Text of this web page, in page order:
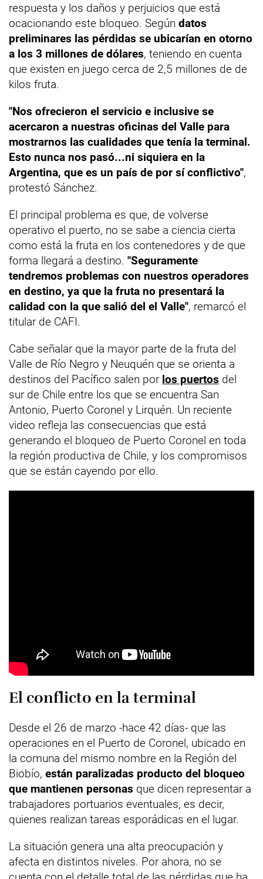
respuesta y los daños y perjuicios que está
ocacionando este bloqueo. Según datos
preliminares las pérdidas se ubicarían en otorno
a los 3 millones de dólares, teniendo en cuenta
que existen en juego cerca de 2,5 millones de de
kilos fruta.
"Nos ofrecieron el servicio e inclusive se
acercaron a nuestras oficinas del Valle para
mostrarnos las cualidades que tenía la terminal.
Esto nunca nos pasó...ni siquiera en la
Argentina, que es un país de por sí conflictivo",
protestó Sánchez.
El principal problema es que, de volverse
operativo el puerto, no se sabe a ciencia cierta
como está la fruta en los contenedores y de que
forma llegará a destino. "Seguramente
tendremos problemas con nuestros operadores
en destino, ya que la fruta no presentará la
calidad con la que salió del el Valle", remarcó el
titular de CAFI.
Cabe señalar que la mayor parte de la fruta del
Valle de Río Negro y Neuquén que se orienta a
destinos del Pacífico salen por los puertos del
sur de Chile entre los que se encuentra San
Antonio, Puerto Coronel y Lirquén. Un reciente
video refleja las consecuencias que está
generando el bloqueo de Puerto Coronel en toda
la región productiva de Chile, y los compromisos
que se están cayendo por ello.
El conflicto en la terminal
Desde el 26 de marzo -hace 42 días- que las
operaciones en el Puerto de Coronel, ubicado en
la comuna del mismo nombre en la Región del
Biobío, están paralizadas producto del bloqueo
que mantienen personas que dicen representar a
trabajadores portuarios eventuales, es decir,
quienes realizan tareas esporádicas en el lugar.
La situación genera una alta preocupación y
afecta en distintos niveles. Por ahora, no se